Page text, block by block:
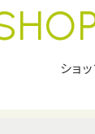
ショ